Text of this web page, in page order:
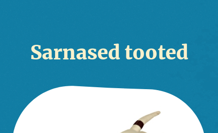
Sarnased tooted